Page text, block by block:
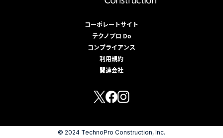
コーポレートサイト
テクノプロ Do
コンプライアンス
利用規約
関連会社
© 2024 TechnoPro Construction, Inc.